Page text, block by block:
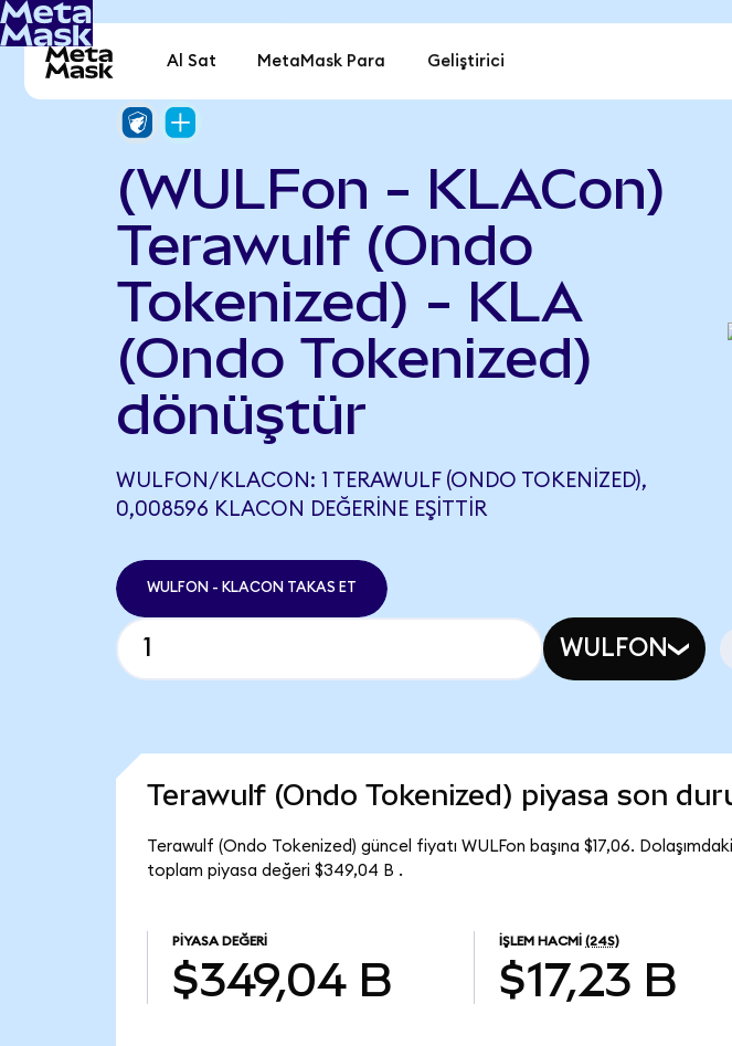
Al Sat MetaMask Para Geliştirici
(WULFon - KLACon)
Terawulf (Ondo
Tokenized) - KLA
(Ondo Tokenized)
dönüştür
WULFON/KLACON: 1 TERAWULF (ONDO TOKENIZED),
0,008596 KLACON DEĞERINE EŞITTIR
WULFON - KLACON TAKAS ET
WULFON
Terawulf (Ondo Tokenized) piyasa son
Terawulf (Ondo Tokenized) güncel fiyatı WULFon başına $17,06.
toplam piyasa değeri $349,04 B .
PIYASA DEĞERI
$349,04 B
İŞLEM HACMI (24S)
$17,23 B